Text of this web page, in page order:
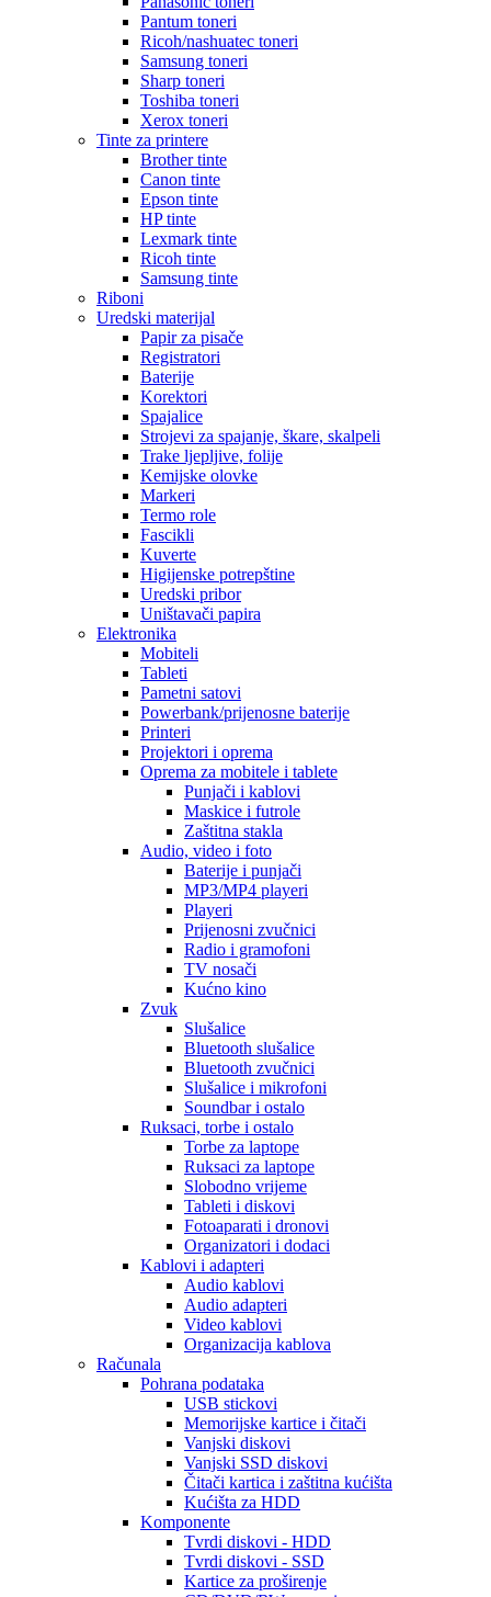
Pantum toneri
Ricoh/nashuatec toneri
Samsung toneri
Sharp toneri
Toshiba toneri
Xerox toneri
Tinte za printere
Brother tinte
Canon tinte
Epson tinte
HP tinte
Lexmark tinte
Ricoh tinte
Samsung tinte
Riboni
Uredski materijal
Papir za pisače
Registratori
Baterije
Korektori
Spajalice
Strojevi za spajanje, škare, skalpeli
Trake ljepljive, folije
Kemijske olovke
Markeri
Termo role
Fascikli
Kuverte
Higijenske potrepštine
Uredski pribor
Uništavači papira
Elektronika
Mobiteli
Tableti
Pametni satovi
Powerbank/prijenosne baterije
Printeri
Projektori i oprema
Oprema za mobitele i tablete
Punjači i kablovi
Maskice i futrole
Zaštitna stakla
Audio, video i foto
Baterije i punjači
MP3/MP4 playeri
Playeri
Prijenosni zvučnici
Radio i gramofoni
TV nosači
Kućno kino
Zvuk
Slušalice
Bluetooth slušalice
Bluetooth zvučnici
Slušalice i mikrofoni
Soundbar i ostalo
Ruksaci, torbe i ostalo
Torbe za laptope
Ruksaci za laptope
Slobodno vrijeme
Tableti i diskovi
Fotoaparati i dronovi
Organizatori i dodaci
Kablovi i adapteri
Audio kablovi
Audio adapteri
Video kablovi
Organizacija kablova
Računala
Pohrana podataka
USB stickovi
Memorijske kartice i čitači
Vanjski diskovi
Vanjski SSD diskovi
Čitači kartica i zaštitna kućišta
Kućišta za HDD
Komponente
Tvrdi diskovi - HDD
Tvrdi diskovi - SSD
Kartice za proširenje